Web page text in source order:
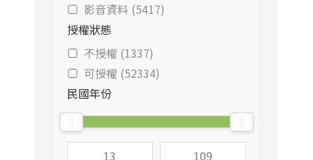
影音資料 (5417)
授權狀態
不授權 (1337)
可授權 (52334)
民國年份